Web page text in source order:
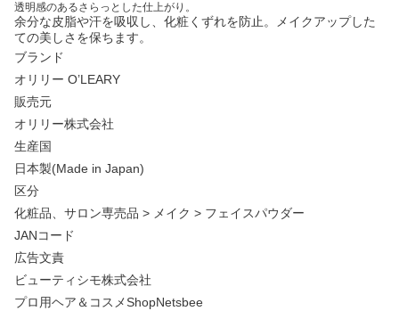
透明感のあるさらっとした仕上がり。
余分な皮脂や汗を吸収し、化粧くずれを防止。メイクアップした
ての美しさを保ちます。
ブランド
オリリー O’LEARY
販売元
オリリー株式会社
生産国
日本製(Made in Japan)
区分
化粧品、サロン専売品 > メイク > フェイスパウダー
JANコード
広告文責
ビューティシモ株式会社
プロ用ヘア＆コスメShopNetsbee